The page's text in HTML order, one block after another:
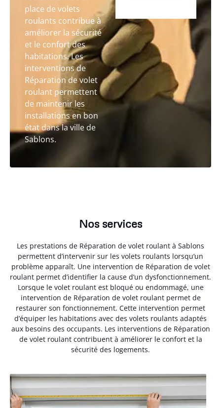
place de volets
roulants contribue à
améliorer la sécurité
et le confort des
habitations. Les
interventions de
Réparation de volet
roulant permettent
de maintenir les
installations en bon
état dans la ville de
Sablons.
Nos services
Les prestations de Réparation de volet roulant à Sablons
permettent d’intervenir sur les volets roulants lorsqu’un
problème apparaît. Une intervention de Réparation de volet
roulant permet d’identifier la cause d’un dysfonctionnement.
Lorsque le volet roulant est bloqué ou endommagé, une
intervention de Réparation de volet roulant permet de
restaurer son fonctionnement. Cette intervention permet
d’équiper les habitations avec des volets roulants adaptés
aux besoins des occupants. Les interventions de Réparation
de volet roulant contribuent à améliorer le confort et la
sécurité des logements.